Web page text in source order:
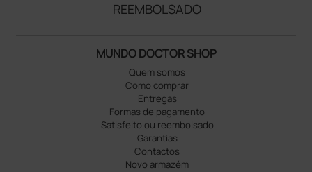
REEMBOLSADO
MUNDO DOCTOR SHOP
Quem somos
Como comprar
Entregas
Formas de pagamento
Satisfeito ou reembolsado
Garantias
Contactos
Novo armazém